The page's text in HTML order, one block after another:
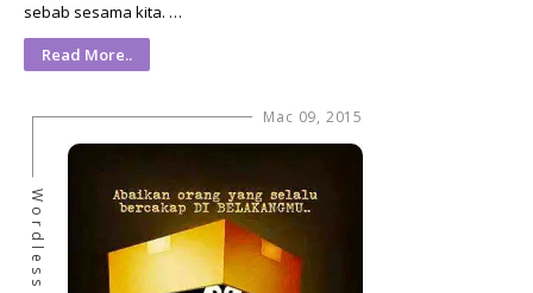
sebab sesama kita. …
Read More..
Mac 09, 2015
Wordless